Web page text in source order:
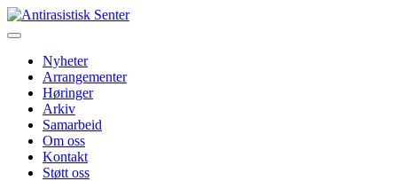
Nyheter
Arrangementer
Høringer
Arkiv
Samarbeid
Om oss
Kontakt
Støtt oss